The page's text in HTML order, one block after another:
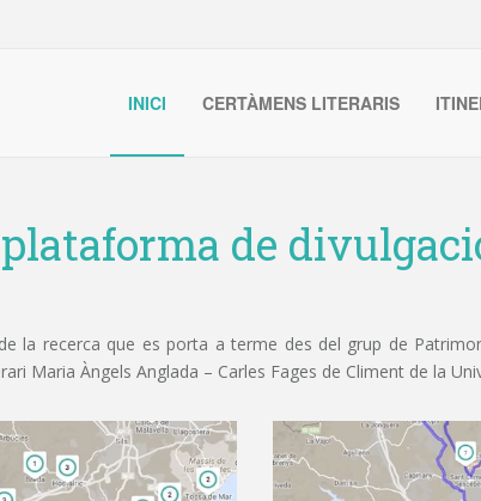
INICI CERTÀMENS LITERARIS
de
la recerca que es porta a terme des del grup de
Maria Àngels Anglada – Carles Fages de Climent de la